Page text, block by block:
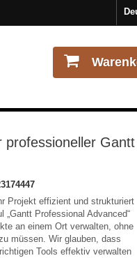
professioneller Gantt
Projekt effizient und strukturiert
„Gantt Professional Advanced“
an einem Ort verwalten, ohne
müssen. Wir glauben, dass
Tools effektiv verwalten